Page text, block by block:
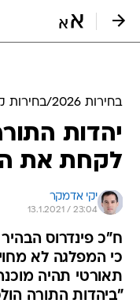
בחירות 2026 /בחירות
יהדות
לקחת את
יקי אדמקר
13.1.2021 / 23:04
ח"כ פינדרוס
כי המפלגה לא
תאורטי תהיה
"ביהדות התורה